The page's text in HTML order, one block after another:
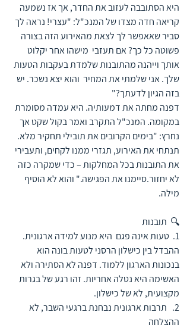
היא הסתובבה לעזוב את החדר, אך אז נשמעה
קריאה חדה מצדו של המנכ"ל: "עצרי! נראה לך
סביר שאאפשר לך לצאת מהאירוע הזה בצורה
פשוטה כל כך? אם תעזבי  מישהו אחר יקלוט
אותך וייהנה מהתובנות שלמדת בעקבות הטעות
שלך. אני שלמתי את המחיר  והוא יצא נשכר. יש
בזה הגיון לדעתך?"
דפנה מחתה את דמעותיה. היא עמדה מסומרת
במקומה. המנכ"ל התקרב ואמר בקול שקט אך
נחרץ: "בימים הקרובים את תובילי תחקיר מלא.
תנתחי את האירוע, תגזרי ממנו לקחים, ותעבירי
את התובנות בכל המחלקות – כדי שמקרה כזה
לא יחזור.סיימנו את הפגישה." והוא לא הוסיף
מילה.
🔍  תובנות
1.  טעות אינה פגם  היא מנוע למידה ארגונית.
ההבדל בין כישלון הרסני לטעות בונה הוא
בנכונות הארגון ללמוד. דפנה לא הסתירה ולא
האשימה היא נטלה אחריות. זהו רגע של בגרות
מקצועית, לא של כישלון.
2.   תרבות ארגונית נבחנת ברגעי השבר, לא
ההצלחה